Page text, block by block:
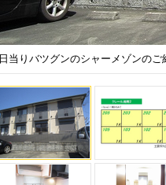
日当りバツグンのシャーメゾンのご